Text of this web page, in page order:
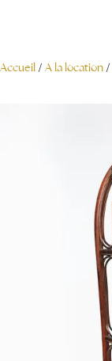
Accueil / A la location /